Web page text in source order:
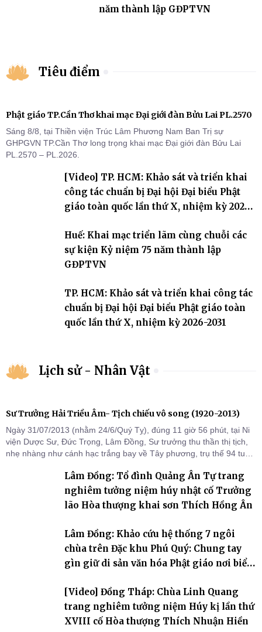
năm thành lập GĐPTVN
Tiêu điểm
Phật giáo TP.Cần Thơ khai mạc Đại giới đàn Bửu Lai PL.2570
Sáng 8/8, tại Thiền viện Trúc Lâm Phương Nam Ban Trị sự
GHPGVN TP.Cần Thơ long trọng khai mạc Đại giới đàn Bửu Lai
PL.2570 – PL.2026.
[Video] TP. HCM: Khảo sát và triển khai
công tác chuẩn bị Đại hội Đại biểu Phật
giáo toàn quốc lần thứ X, nhiệm kỳ 2026-
Huế: Khai mạc triển lãm cùng chuỗi các
sự kiện Kỷ niệm 75 năm thành lập
GĐPTVN
TP. HCM: Khảo sát và triển khai công tác
chuẩn bị Đại hội Đại biểu Phật giáo toàn
quốc lần thứ X, nhiệm kỳ 2026-2031
Lịch sử - Nhân Vật
Sư Trưởng Hải Triều Âm- Tịch chiếu vô song (1920-2013)
Ngày 31/07/2013 (nhằm 24/6/Quý Tỵ), đúng 11 giờ 56 phút, tại Ni
viện Dược Sư, Đức Trọng, Lâm Đồng, Sư trưởng thu thần thị tịch,
nhẹ nhàng như cánh hạc trắng bay về Tây phương, trụ thế 94 tuổi
Lâm Đồng: Tổ đình Quảng Ân Tự trang
nghiêm tưởng niệm húy nhật cố Trưởng
lão Hòa thượng khai sơn Thích Hồng Ân
Lâm Đồng: Khảo cứu hệ thống 7 ngôi
chùa trên Đặc khu Phú Quý: Chung tay
gìn giữ di sản văn hóa Phật giáo nơi biển
[Video] Đồng Tháp: Chùa Linh Quang
trang nghiêm tưởng niệm Húy kị lần thứ
XVIII cố Hòa thượng Thích Nhuận Hiền